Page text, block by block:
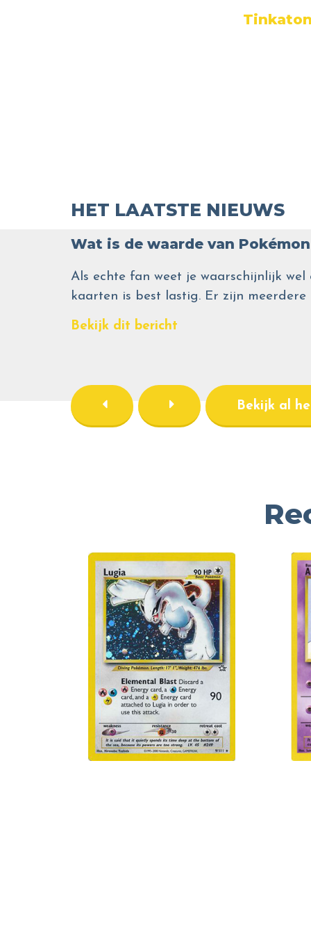
HET LAATSTE NIEUWS
Wat is de waarde van
Als echte fan weet je waarschijnlijk
kaarten is best lastig. Er zijn
Bekijk dit bericht
Bekijk al